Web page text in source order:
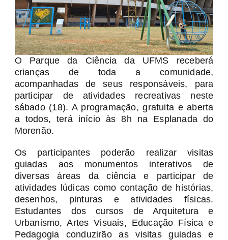
O Parque da Ciência da UFMS receberá
crianças de toda a comunidade,
acompanhadas de seus responsáveis, para
participar de atividades recreativas neste
sábado (18). A programação, gratuita e aberta
a todos, terá início às 8h na Esplanada do
Morenão.
Os participantes poderão realizar visitas
guiadas aos monumentos interativos de
diversas áreas da ciência e participar de
atividades lúdicas como contação de histórias,
desenhos, pinturas e atividades físicas.
Estudantes dos cursos de Arquitetura e
Urbanismo, Artes Visuais, Educação Física e
Pedagogia conduzirão as visitas guiadas e